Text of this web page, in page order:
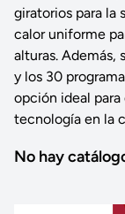
giratorios para la
calor uniforme
alturas.
y los 30
opción ideal
tecnología en la
No hay